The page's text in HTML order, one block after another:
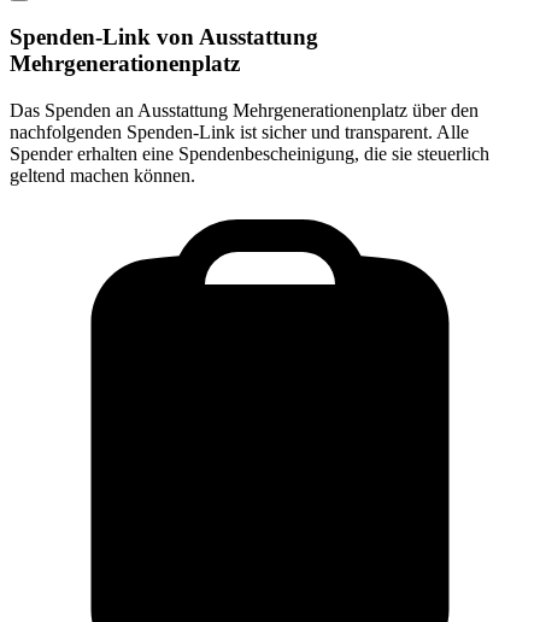
Spenden-Link von Ausstattung
Mehrgenerationenplatz
Das Spenden an Ausstattung Mehrgenerationenplatz über den
nachfolgenden Spenden-Link ist sicher und transparent. Alle
Spender erhalten eine Spendenbescheinigung, die sie steuerlich
geltend machen können.